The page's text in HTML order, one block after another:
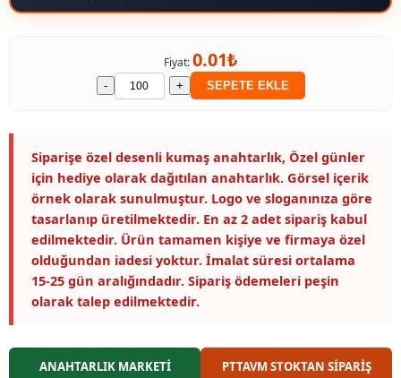
Fiyat:0.01₺
- + SEPETE EKLE
Siparişe özel desenli kumaş anahtarlık, Özel günler
için hediye olarak dağıtılan anahtarlık. Görsel içerik
örnek olarak sunulmuştur. Logo ve sloganınıza göre
tasarlanıp üretilmektedir. En az 2 adet sipariş kabul
edilmektedir. Ürün tamamen kişiye ve firmaya özel
olduğundan iadesi yoktur. İmalat süresi ortalama
15-25 gün aralığındadır. Sipariş ödemeleri peşin
olarak talep edilmektedir.
ANAHTARLIK MARKETİ PTTAVM STOKTAN SİPARİŞ